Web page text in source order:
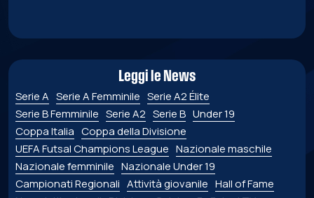
Leggi le News
Serie A Serie A Femminile Serie A2 Élite
Serie B Femminile Serie A2 Serie B Under 19
Coppa Italia Coppa della Divisione
UEFA Futsal Champions League Nazionale maschile
Nazionale femminile Nazionale Under 19
Campionati Regionali Attività giovanile Hall of Fame